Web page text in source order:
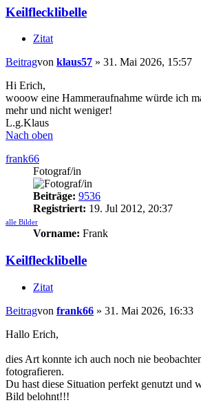
Keilflecklibelle
Zitat
Beitragvon klaus57 » 31. Mai 2026, 15:57
Hi Erich,
wooow eine Hammeraufnahme würde ich
mehr und nicht weniger!
L.g.Klaus
Nach oben
frank66
Fotograf/in
Beiträge: 9536
Registriert: 19. Jul 2012, 20:37
alle Bilder
Vorname: Frank
Keilflecklibelle
Zitat
Beitragvon frank66 » 31. Mai 2026, 16:33
Hallo Erich,
dies Art konnte ich auch noch nie
fotografieren.
Du hast diese Situation perfekt genutzt und
Bild belohnt!!!